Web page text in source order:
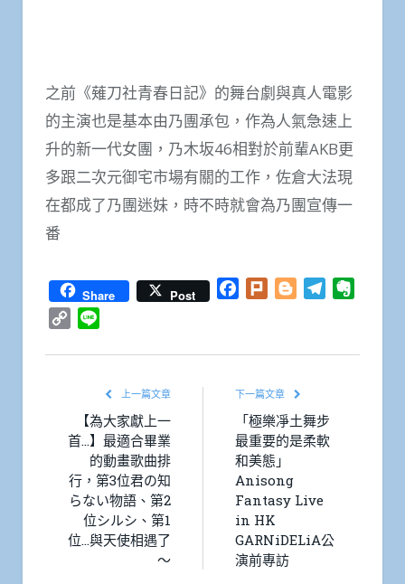
之前《薙刀社青春日記》的舞台劇與真人電影
的主演也是基本由乃團承包，作為人氣急速上
升的新一代女團，乃木坂46相對於前輩AKB更
多跟二次元御宅市場有關的工作，佐倉大法現
在都成了乃團迷妹，時不時就會為乃團宣傳一
番
Share Post Facebook
Plurk BloggerTelegram
Copy
上一篇文章
【為大家獻上一
首…】最適合畢業
的動畫歌曲排
行，第3位君の知
らない物語、第2
位シルシ、第1
位…與天使相遇了
～
下一篇文章
「極樂凈土舞步
最重要的是柔軟
和美態」
Anisong
Fantasy Live
in HK
GARNiDELiA公
演前專訪